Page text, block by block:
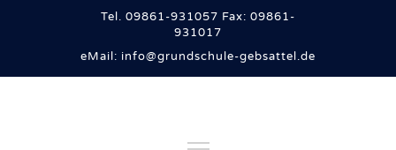
Tel. 09861-931057 Fax: 09861-
931017
eMail: info@grundschule-gebsattel.de